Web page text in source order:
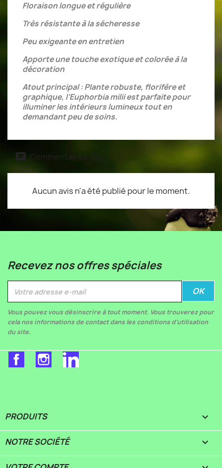
Floraison longue et régulière
Très résistante à la sécheresse
Peu exigeante en entretien
Apporte une touche exotique et colorée à la
décoration
Atout principal : Plante robuste, florifère et
graphique, l’Euphorbia milii est parfaite pour
illuminer les intérieurs lumineux tout en
demandant peu de soins.
Commentaires (0)
Aucun avis n'a été publié pour le moment.
Recevez nos offres spéciales
Vous pouvez vous désinscrire à tout moment. Vous trouverez pour
cela nos informations de contact dans les conditions d'utilisation
du site.
FacebookInstagramLinkedIn
PRODUITS 
NOTRE SOCIÉTÉ 